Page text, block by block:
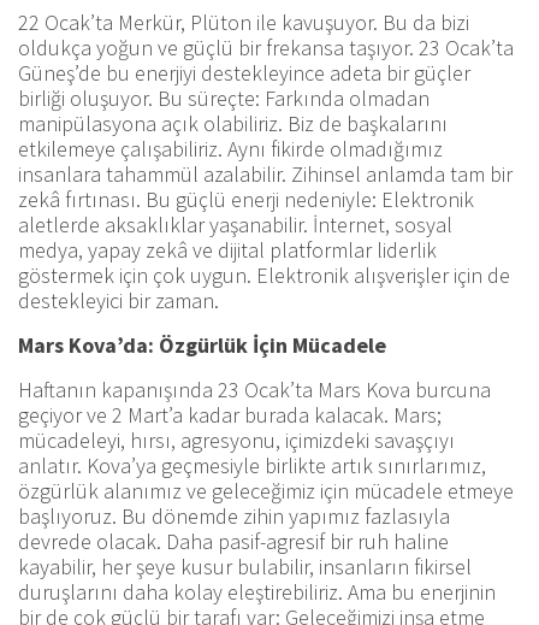
22 Ocak’ta Merkür, Plüton ile kavuşuyor. Bu da bizi
oldukça yoğun ve güçlü bir frekansa taşıyor. 23 Ocak’ta
Güneş’de bu enerjiyi destekleyince adeta bir güçler
birliği oluşuyor. Bu süreçte: Farkında olmadan
manipülasyona açık olabiliriz. Biz de başkalarını
etkilemeye çalışabiliriz. Aynı fikirde olmadığımız
insanlara tahammül azalabilir. Zihinsel anlamda tam bir
zekâ fırtınası. Bu güçlü enerji nedeniyle: Elektronik
aletlerde aksaklıklar yaşanabilir. İnternet, sosyal
medya, yapay zekâ ve dijital platformlar liderlik
göstermek için çok uygun. Elektronik alışverişler için de
destekleyici bir zaman.
Mars Kova’da: Özgürlük İçin Mücadele
Haftanın kapanışında 23 Ocak’ta Mars Kova burcuna
geçiyor ve 2 Mart’a kadar burada kalacak. Mars;
mücadeleyi, hırsı, agresyonu, içimizdeki savaşçıyı
anlatır. Kova’ya geçmesiyle birlikte artık sınırlarımız,
özgürlük alanımız ve geleceğimiz için mücadele etmeye
başlıyoruz. Bu dönemde zihin yapımız fazlasıyla
devrede olacak. Daha pasif-agresif bir ruh haline
kayabilir, her şeye kusur bulabilir, insanların fikirsel
duruşlarını daha kolay eleştirebiliriz. Ama bu enerjinin
bir de çok güçlü bir tarafı var: Geleceğimizi inşa etme